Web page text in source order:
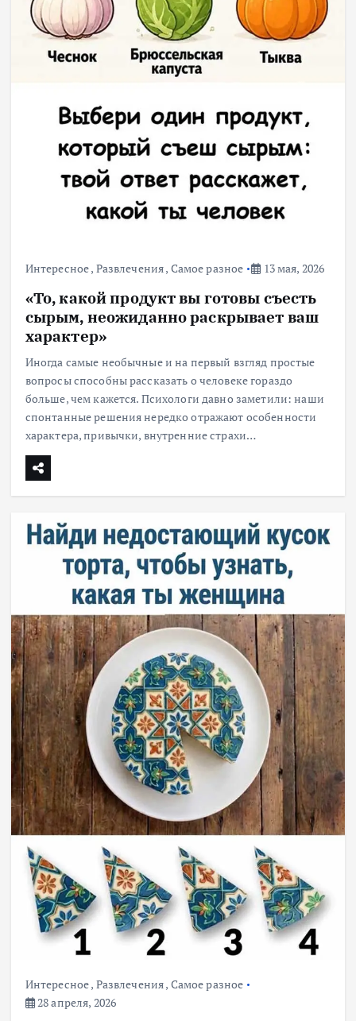
Интересное, Развлечения, Самое разное 13 мая, 2026
«То, какой продукт вы готовы съесть
сырым, неожиданно раскрывает ваш
характер»
Иногда самые необычные и на первый взгляд простые
вопросы способны рассказать о человеке гораздо
больше, чем кажется. Психологи давно заметили: наши
спонтанные решения нередко отражают особенности
характера, привычки, внутренние страхи…
Интересное, Развлечения, Самое разное
28 апреля, 2026